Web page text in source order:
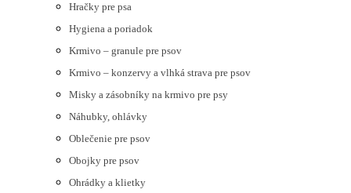
Hračky pre psa
Hygiena a poriadok
Krmivo – granule pre psov
Krmivo – konzervy a vlhká strava pre psov
Misky a zásobníky na krmivo pre psy
Náhubky, ohlávky
Oblečenie pre psov
Obojky pre psov
Ohrádky a klietky